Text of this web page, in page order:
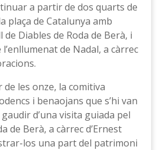
a partir de dos quarts de
plaça de Catalunya amb
de Diables de Roda de Berà, i
l’enllumenat de Nadal, a càrrec
les onze, la comitiva
i benaojans que s’hi van
d’una visita guiada pel
de Berà, a càrrec d’Ernest
los una part del patrimoni